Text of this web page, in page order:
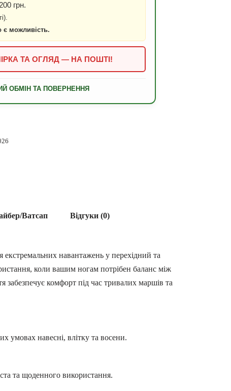
грн.
є можливість.
ТА ОГЛЯД — НА ПОШТІ!
ОБМІН ТА ПОВЕРНЕННЯ
Ватсап Відгуки (0)
навантажень у перехідний та
коли вашим ногам потрібен баланс між
забезпечує комфорт під час тривалих маршів та
умовах навесні, влітку та восени.
та щоденного використання.